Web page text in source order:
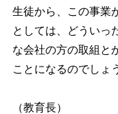
生徒から、この事業
としては、どういっ
な会社の方の取組と
ことになるのでしょ
（教育長）